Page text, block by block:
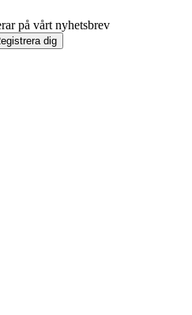
på vårt nyhetsbrev
dig